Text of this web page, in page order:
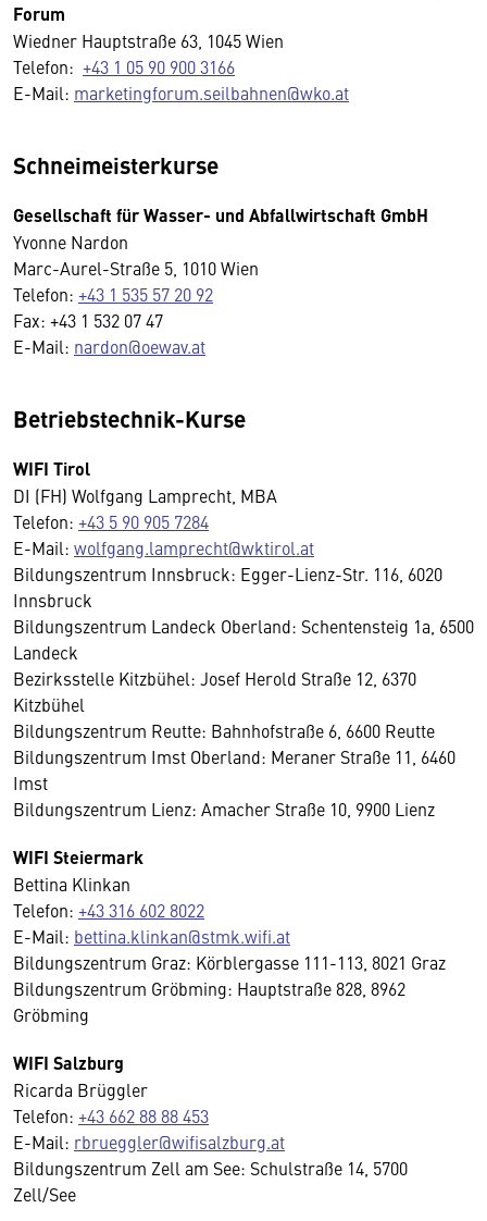
Forum
Wiedner Hauptstraße 63, 1045 Wien
Telefon: +43 1 05 90 900 3166
E-Mail: marketingforum.seilbahnen@wko.at
Schneimeisterkurse
Gesellschaft für Wasser- und Abfallwirtschaft GmbH
Yvonne Nardon
Marc-Aurel-Straße 5, 1010 Wien
Telefon: +43 1 535 57 20 92
Fax: +43 1 532 07 47
E-Mail: nardon@oewav.at
Betriebstechnik-Kurse
WIFI Tirol
DI (FH) Wolfgang Lamprecht, MBA
Telefon: +43 5 90 905 7284
E-Mail: wolfgang.lamprecht@wktirol.at
Bildungszentrum Innsbruck: Egger-Lienz-Str. 116, 6020
Innsbruck
Bildungszentrum Landeck Oberland: Schentensteig 1a, 6500
Landeck
Bezirksstelle Kitzbühel: Josef Herold Straße 12, 6370
Kitzbühel
Bildungszentrum Reutte: Bahnhofstraße 6, 6600 Reutte
Bildungszentrum Imst Oberland: Meraner Straße 11, 6460
Imst
Bildungszentrum Lienz: Amacher Straße 10, 9900 Lienz
WIFI Steiermark
Bettina Klinkan
Telefon: +43 316 602 8022
E-Mail: bettina.klinkan@stmk.wifi.at
Bildungszentrum Graz: Körblergasse 111-113, 8021 Graz
Bildungszentrum Gröbming: Hauptstraße 828, 8962
Gröbming
WIFI Salzburg
Ricarda Brüggler
Telefon: +43 662 88 88 453
E-Mail: rbrueggler@wifisalzburg.at
Bildungszentrum Zell am See: Schulstraße 14, 5700
Zell/See